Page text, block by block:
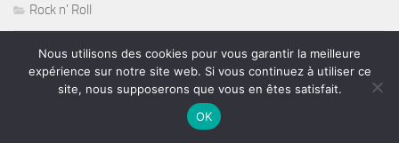
Rock n' Roll
Rock Progressif
Rock Sudiste
Nous utilisons des cookies pour vous garantir la meilleure
expérience sur notre site web. Si vous continuez à utiliser ce
site, nous supposerons que vous en êtes satisfait.
OK